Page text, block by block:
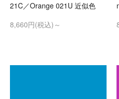
21C／Orange 021U 近似色
8,660円(税込)～